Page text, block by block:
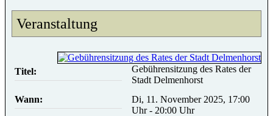
Veranstaltung
Titel:
Gebührensitzung des Rates der
Stadt Delmenhorst
Wann:
Di, 11. November 2025, 17:00
Uhr - 20:00 Uhr